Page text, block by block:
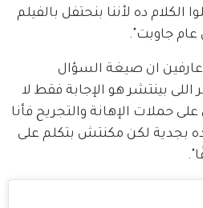
الكلام ده لأننا بنحتفل بالفيلم
عام جاوبت".
ان صيغة السؤال
اللى بينتشر هو الإجابة فقط لا
حملات الإهانة والتجريح فأنا
بجدية لكن مكنتش بتكلم على